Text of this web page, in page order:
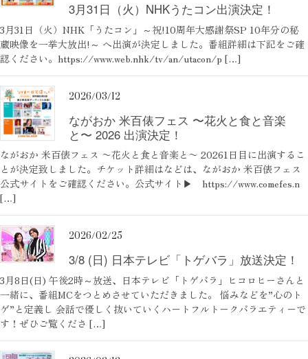
3月31日（火）NHKうたコン出演決定！
3月31日（火）NHK「うたコン」～祝!10周年大感謝祭SP 10年分の秘
蔵映像を一挙大放出!～ へ出演が決定しました。番組詳細は下記をご確
認ください。https://www.web.nhk/tv/an/utacon/p […]
2026/03/12
ながおか 米百俵フェス 〜花火と食と音楽
と〜 2026 出演決定！
ながおか 米百俵フェス 〜花火と食と音楽と〜 20261日目に出演するこ
とが決定致しました。チケット詳細はなどは、ながおか 米百俵フェス
公式サイトをご確認ください。公式サイト▶ https://www.comefes.n
[…]
2026/02/25
3/8 (日) 日本テレビ「トゲバラ」放送決定！
3月8日(日) 午後2時～放送、日本テレビ「トゲバラ」ヒコロヒーさんと
一緒に、番組MCをつとめさせていただきました。 悩みなどを”心のト
ゲ”と定義し 会話で優しく抜いていくハートフルトークバラエティーで
す！ぜひご覧くださ […]